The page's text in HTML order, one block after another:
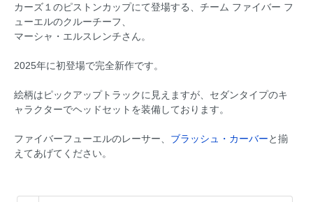
カーズ１のピストンカップにて登場する、チーム ファイバー フ
ューエルのクルーチーフ、
マーシャ・エルスレンチさん。
2025年に初登場で完全新作です。
絵柄はピックアップトラックに見えますが、セダンタイプのキ
ャラクターでヘッドセットを装備しております。
ファイバーフューエルのレーサー、 ブラッシュ・カーバーと揃
えてあげてください。